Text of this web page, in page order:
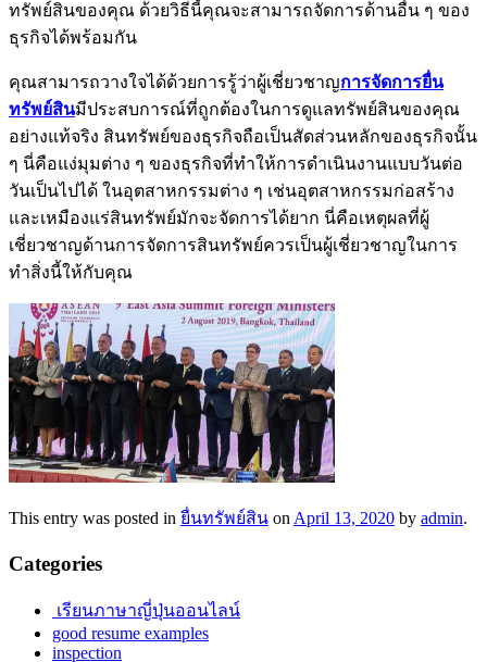
ทรัพย์สินของคุณ ด้วยวิธีนี้คุณจะสามารถจัดการด้านอื่น ๆ ของ
ธุรกิจได้พร้อมกัน
คุณสามารถวางใจได้ด้วยการรู้ว่าผู้เชี่ยวชาญการจัดการยื่น
ทรัพย์สินมีประสบการณ์ที่ถูกต้องในการดูแลทรัพย์สินของคุณ
อย่างแท้จริง สินทรัพย์ของธุรกิจถือเป็นสัดส่วนหลักของธุรกิจนั้น
ๆ นี่คือแง่มุมต่าง ๆ ของธุรกิจที่ทำให้การดำเนินงานแบบวันต่อ
วันเป็นไปได้ ในอุตสาหกรรมต่าง ๆ เช่นอุตสาหกรรมก่อสร้าง
และเหมืองแร่สินทรัพย์มักจะจัดการได้ยาก นี่คือเหตุผลที่ผู้
เชี่ยวชาญด้านการจัดการสินทรัพย์ควรเป็นผู้เชี่ยวชาญในการ
ทำสิ่งนี้ให้กับคุณ
This entry was posted in ยื่นทรัพย์สิน on April 13, 2020 by admin.
Categories
เรียนภาษาญี่ปุ่นออนไลน์
good resume examples
inspection